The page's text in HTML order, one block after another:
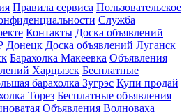
Правила сервиса Пользовательское
Служба
Контакты Доска объявлений
Донецк Доска объявлений Луганск
Барахолка Макеевка Объявления
Харцызск Бесплатные
барахолка Зугрэс Купи продай
Торез Бесплатные объявления
Объявления Волноваха